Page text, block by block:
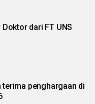
dari FT UNS
terima penghargaan di